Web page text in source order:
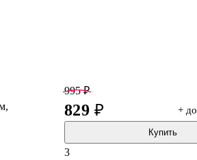
995 ₽
829 ₽ + до
Купить
3